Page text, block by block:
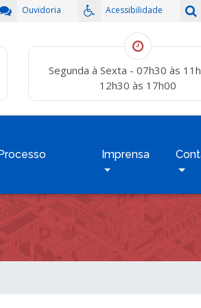
Acessibilidade
Ouvidoria
Segunda à Sexta - 07h30 às
12h30 às 17h00
Imprensa